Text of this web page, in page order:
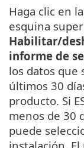
Haga clic en
esquina
Habilitar/
informe de
los datos que
últimos 30
producto. Si
menos de 30
puede